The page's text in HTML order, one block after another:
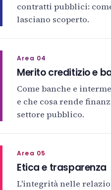
contratti pubblici:
lasciano scoperto.
Area 04
Merito creditizio e
Come banche e
e che cosa rende
settore pubblico.
Area 05
Etica e trasparenza
L'integrità nelle